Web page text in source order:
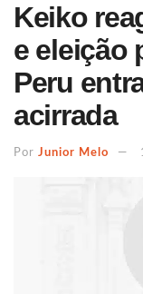
Keiko
e eleição
Peru
acirrada
Por Junior Melo